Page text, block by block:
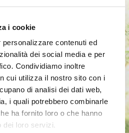
i cookie
contenuti ed
dei social media e per
Condividiamo inoltre
cui utilizza il nostro sito con i
di analisi dei dati web,
i quali potrebbero combinarle
ha fornito loro o che hanno
dei loro servizi.